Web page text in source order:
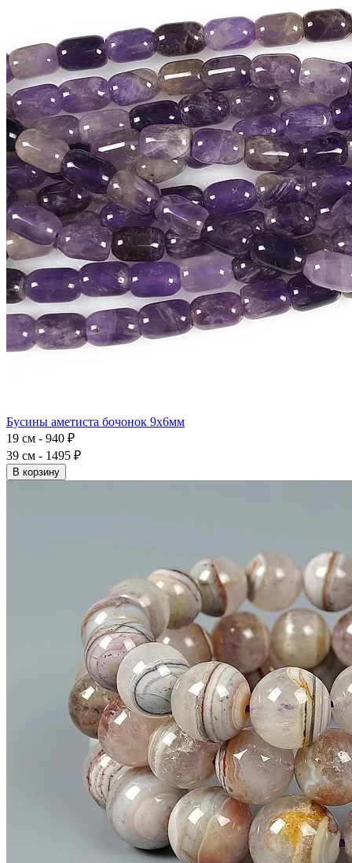
Бусины аметиста бочонок 9x6мм
19 см - 940 ₽
39 см - 1495 ₽
В корзину